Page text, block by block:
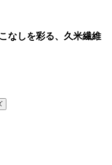
なしを彩る、久米繊維